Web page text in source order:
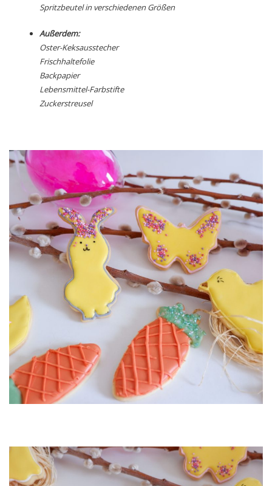
Spritzbeutel in verschiedenen Größen
Außerdem:
Oster-Keksausstecher
Frischhaltefolie
Backpapier
Lebensmittel-Farbstifte
Zuckerstreusel